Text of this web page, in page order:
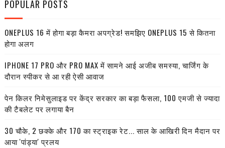
POPULAR POSTS
ONEPLUS 16 में होगा बड़ा कैमरा अपग्रेड! समझिए ONEPLUS 15 से कितना
होगा अलग
IPHONE 17 PRO और PRO MAX में सामने आई अजीब समस्या, चार्जिंग के
दौरान स्पीकर से आ रही ऐसी आवाज
पेन किलर निमेसुलाइड पर केंद्र सरकार का बड़ा फैसला, 100 एमजी से ज्यादा
की टैबलेट पर लगाया बैन
30 चौके, 2 छक्के और 170 का स्ट्राइक रेट... साल के आखिरी दिन मैदान पर
आया 'पांड्या' प्रलय